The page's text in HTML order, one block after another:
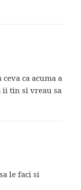
ca acuma a
ii tin si vreau sa
le faci si